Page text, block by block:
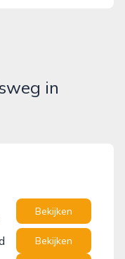
in
Bekijken
Bekijken